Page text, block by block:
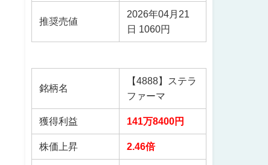
推奨売値
2026年04月21
日 1060円
銘柄名
【4888】ステラ
ファーマ
獲得利益 141万8400円
株価上昇 2.46倍